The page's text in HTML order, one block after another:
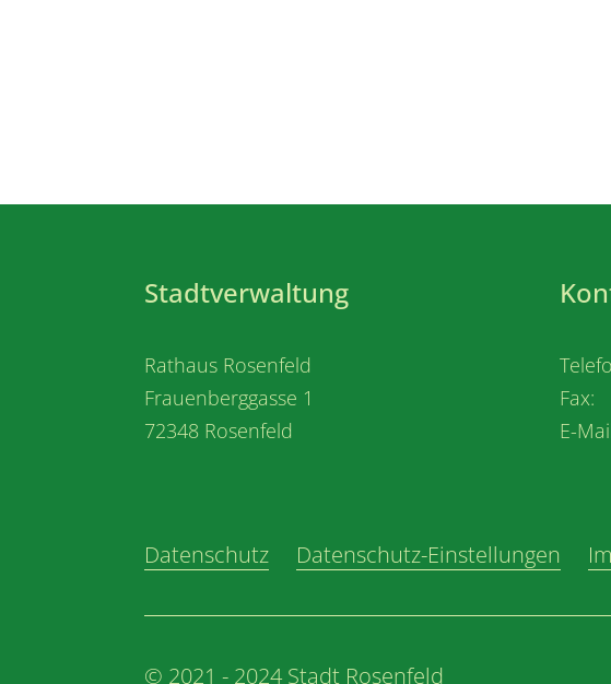
Stadtverwaltung
Rathaus Rosenfeld
Frauenberggasse 1
72348 Rosenfeld
E-
Datenschutz Datenschutz-Einstellungen
© 2021 - 2024 Stadt Rosenfeld